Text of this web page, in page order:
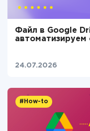
Файл в Google
автоматизируем
24.07.2026
#How-to